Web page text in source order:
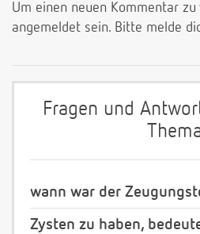
Um einen neuen Kommentar
angemeldet sein. Bitte melde
Fragen und
wann war der
Zysten zu haben,